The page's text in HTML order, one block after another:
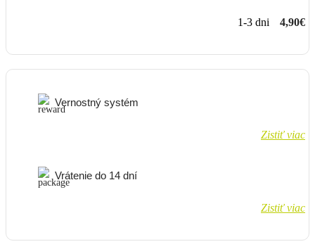
1-3 dni 4,90€
Vernostný systém
Zistiť viac
Vrátenie do 14 dní
Zistiť viac